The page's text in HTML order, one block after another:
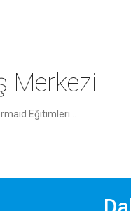
Merkezi
Eğitimleri...